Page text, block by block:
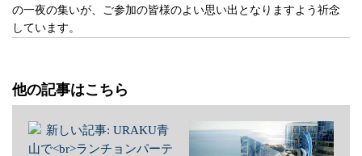
の一夜の集いが、ご参加の皆様のよい思い出となりますよう祈念
しています。
他の記事はこちら